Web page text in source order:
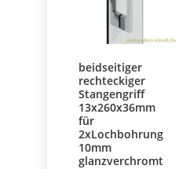
beidseitiger
rechteckiger
Stangengriff
13x260x36mm
für
2xLochbohrung
10mm
glanzverchromt